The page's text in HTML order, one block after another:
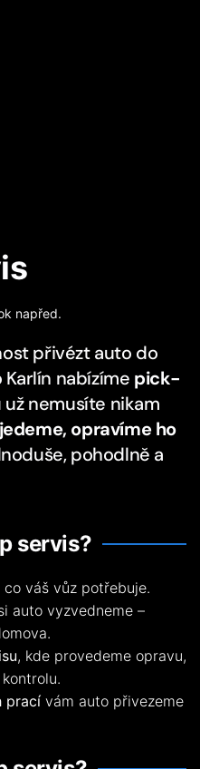
napřed.
přivézt auto do
nabízíme pick-
nemusíte nikam
opravíme ho
pohodlně a
servis?
co váš vůz potřebuje.
auto vyzvedneme –
, kde provedeme opravu,
prací vám auto přivezeme